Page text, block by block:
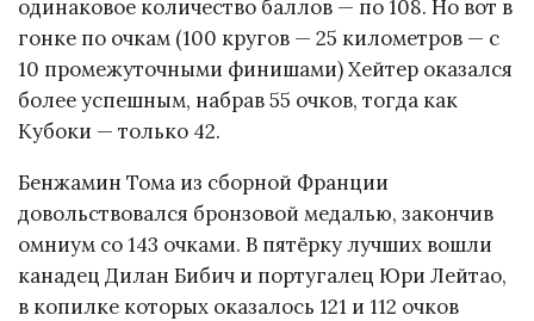
одинаковое количество баллов — по 108. Но вот в
гонке по очкам (100 кругов — 25 километров — с
10 промежуточными финишами) Хейтер оказался
более успешным, набрав 55 очков, тогда как
Кубоки — только 42.
Бенжамин Тома из сборной Франции
довольствовался бронзовой медалью, закончив
омниум со 143 очками. В пятёрку лучших вошли
канадец Дилан Бибич и португалец Юри Лейтао,
в копилке которых оказалось 121 и 112 очков